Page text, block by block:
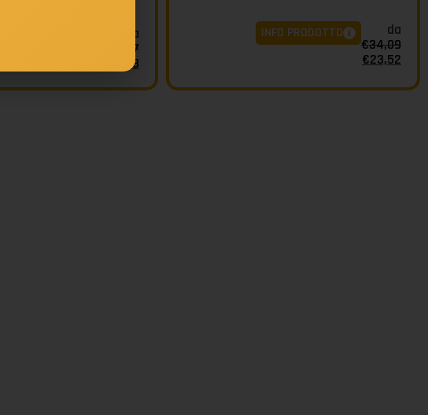
da
48,37
33,38
da
€34,09
€23,52
INFO PRODOTTO